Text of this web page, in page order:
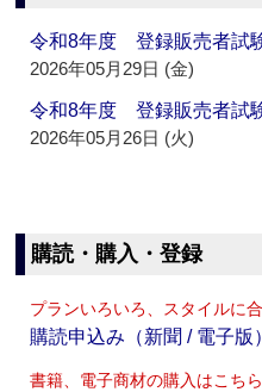
令和8年度 登録販売者試
2026年05月29日 (金)
令和8年度 登録販売者試
2026年05月26日 (火)
購読・購入・登録
プランいろいろ、スタイルに
購読申込み（新聞 / 電子版）
書籍、電子商材の購入はこちら